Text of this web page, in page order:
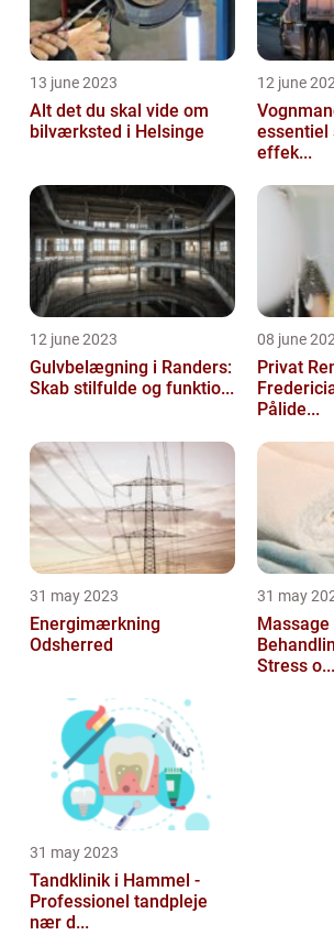
13 june 2023
Alt det du skal vide om
bilværksted i Helsinge
12 june
essentiel
effek...
12 june 2023
Gulvbelægning i Randers:
Skab stilfulde og funktio...
08 june
Privat
Pålide...
31 may 2023
Energimærkning
Odsherred
31 may
Stress o...
31 may 2023
Tandklinik i Hammel -
Professionel tandpleje
nær d...